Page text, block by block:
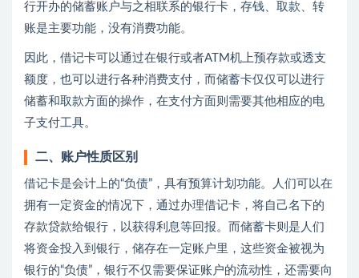
行开办的储蓄账户与之相联系的银行卡，存钱、取款、转
账是主要功能，没有消费功能。
因此，借记卡可以通过在银行或者ATM机上预存款或透支
额度，也可以进行各种消费支付，而储蓄卡仅仅可以进行
储蓄和取款方面的操作，在支付方面则需要其他相应的电
子支付工具。
二、账户性质区别
借记卡是会计上的“负债”，具有预算计划功能。人们可以在
拥有一定资金的情况下，通过办理借记卡，将自己名下的
存款贷款给银行，以获得利息等回报。而储蓄卡则是人们
将资金投入到银行，储存在一定账户里，这些资金被视为
银行的“负债”，银行不仅需要保证账户的流动性，还需要向